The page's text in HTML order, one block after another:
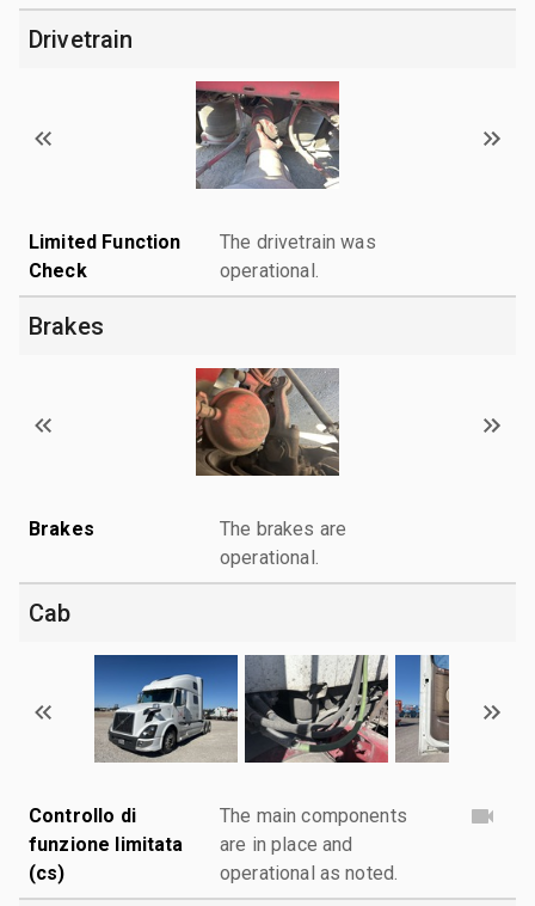
Drivetrain
Limited Function
Check
The drivetrain was
operational.
Brakes
Brakes
The brakes are
operational.
Cab
Controllo di
funzione limitata
(cs)
The main components
are in place and
operational as noted.